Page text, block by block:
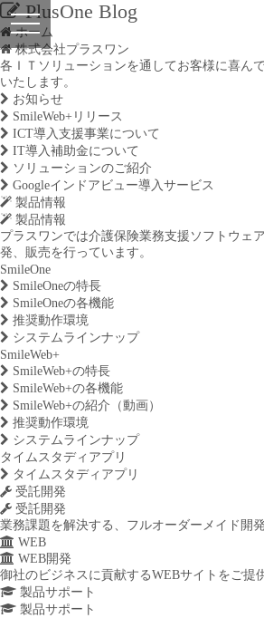
PlusOne Blog
ホーム
株式会社プラスワン
各ＩＴソリューションを通してお客様に喜ん
いたします。
お知らせ
SmileWeb+リリース
ICT導入支援事業について
IT導入補助金について
ソリューションのご紹介
Googleインドアビュー導入サービス
製品情報
製品情報
プラスワンでは介護保険業務支援ソフトウェ
発、販売を行っています。
SmileOne
SmileOneの特長
SmileOneの各機能
推奨動作環境
システムラインナップ
SmileWeb+
SmileWeb+の特長
SmileWeb+の各機能
SmileWeb+の紹介（動画）
推奨動作環境
システムラインナップ
タイムスタディアプリ
タイムスタディアプリ
受託開発
受託開発
業務課題を解決する、フルオーダーメイド開
WEB
WEB開発
御社のビジネスに貢献するWEBサイトをご提
製品サポート
製品サポート